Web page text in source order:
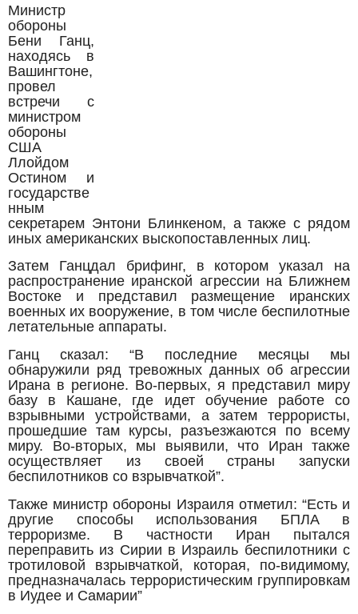
Министр
обороны
Бени Ганц,
находясь в
Вашингтоне,
провел
встречи с
министром
обороны
США
Ллойдом
Остином и
государстве
нным
секретарем Энтони Блинкеном, а также с рядом
иных американских выскопоставленных лиц.
Затем Ганцдал брифинг, в котором указал на
распространение иранской агрессии на Ближнем
Востоке и представил размещение иранских
военных их вооружение, в том числе беспилотные
летательные аппараты.
Ганц сказал: “В последние месяцы мы
обнаружили ряд тревожных данных об агрессии
Ирана в регионе. Во-первых, я представил миру
базу в Кашане, где идет обучение работе со
взрывными устройствами, а затем террористы,
прошедшие там курсы, разъезжаются по всему
миру. Во-вторых, мы выявили, что Иран также
осуществляет из своей страны запуски
беспилотников со взрывчаткой”.
Также министр обороны Израиля отметил: “Есть и
другие способы использования БПЛА в
терроризме. В частности Иран пытался
переправить из Сирии в Израиль беспилотники с
тротиловой взрывчаткой, которая, по-видимому,
предназначалась террористическим группировкам
в Иудее и Самарии”